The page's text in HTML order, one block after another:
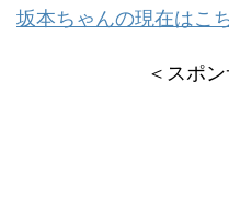
坂本ちゃんの現在はこ
＜スポ